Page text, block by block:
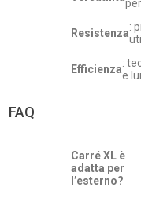
Resistenza:
Efficienza:
e
FAQ
Carré XL è
adatta per
l’esterno?